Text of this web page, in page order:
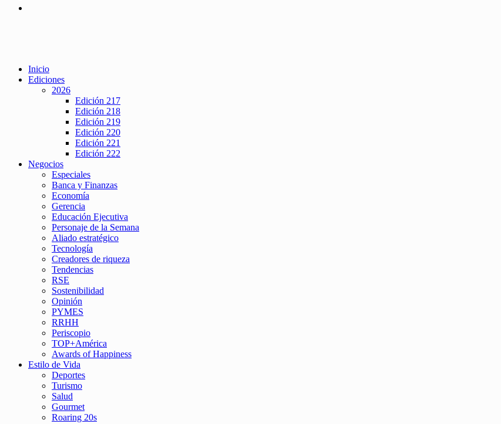
Inicio
Ediciones
2026
Edición 217
Edición 218
Edición 219
Edición 220
Edición 221
Edición 222
Negocios
Especiales
Banca y Finanzas
Economía
Gerencia
Educación Ejecutiva
Personaje de la Semana
Aliado estratégico
Tecnología
Creadores de riqueza
Tendencias
RSE
Sostenibilidad
Opinión
PYMES
RRHH
Periscopio
TOP+América
Awards of Happiness
Estilo de Vida
Deportes
Turismo
Salud
Gourmet
Roaring 20s